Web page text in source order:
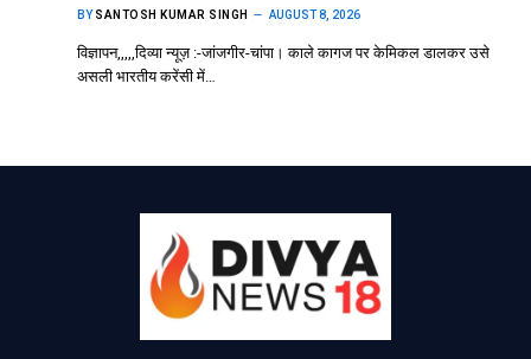
BY SANTOSH KUMAR SINGH AUGUST 8, 2026
विज्ञापन,,,,,दिव्या न्यूज़ :-जांजगीर-चांपा। काले कागज पर केमिकल डालकर उसे
असली भारतीय करेंसी में…